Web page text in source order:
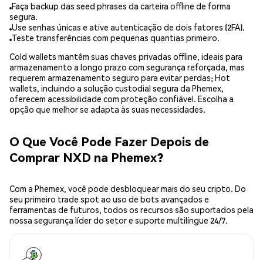
Faça backup das seed phrases da carteira offline de forma
segura.
Use senhas únicas e ative autenticação de dois fatores (2FA).
Teste transferências com pequenas quantias primeiro.
Cold wallets mantêm suas chaves privadas offline, ideais para
armazenamento a longo prazo com segurança reforçada, mas
requerem armazenamento seguro para evitar perdas; Hot
wallets, incluindo a solução custodial segura da Phemex,
oferecem acessibilidade com proteção confiável. Escolha a
opção que melhor se adapta às suas necessidades.
O Que Você Pode Fazer Depois de
Comprar NXD na Phemex?
Com a Phemex, você pode desbloquear mais do seu cripto. Do
seu primeiro trade spot ao uso de bots avançados e
ferramentas de futuros, todos os recursos são suportados pela
nossa segurança líder do setor e suporte multilíngue 24/7.